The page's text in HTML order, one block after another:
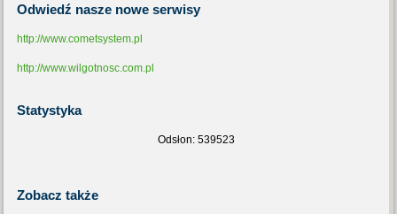
Odwiedź nasze nowe serwisy
http://www.cometsystem.pl
http://www.wilgotnosc.com.pl
Statystyka
Odsłon: 539523
Zobacz także